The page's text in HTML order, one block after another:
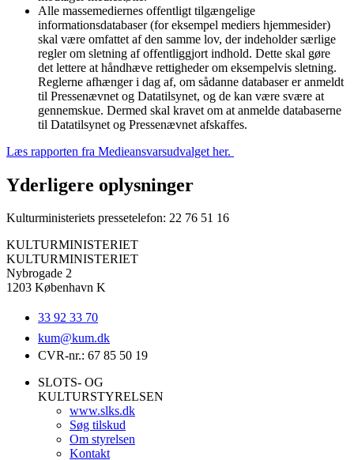
Alle massemediernes offentligt tilgængelige
informationsdatabaser (for eksempel mediers hjemmesider)
skal være omfattet af den samme lov, der indeholder særlige
regler om sletning af offentliggjort indhold. Dette skal gøre
det lettere at håndhæve rettigheder om eksempelvis sletning.
Reglerne afhænger i dag af, om sådanne databaser er anmeldt
til Pressenævnet og Datatilsynet, og de kan være svære at
gennemskue. Dermed skal kravet om at anmelde databaserne
til Datatilsynet og Pressenævnet afskaffes.
Læs rapporten fra Medieansvarsudvalget her.
Yderligere oplysninger
Kulturministeriets pressetelefon: 22 76 51 16
KULTURMINISTERIET
KULTURMINISTERIET
Nybrogade 2
1203 København K
33 92 33 70
kum@kum.dk
CVR-nr.: 67 85 50 19
SLOTS- OG
KULTURSTYRELSEN
www.slks.dk
Søg tilskud
Om styrelsen
Kontakt